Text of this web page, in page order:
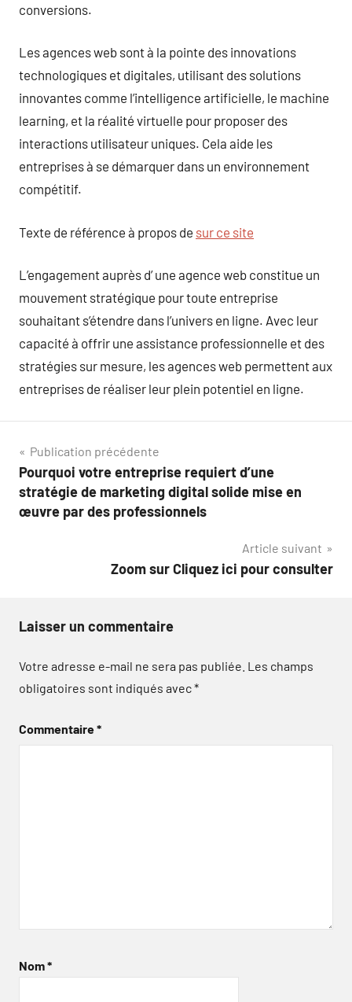
conversions.
Les agences web sont à la pointe des innovations
technologiques et digitales, utilisant des solutions
innovantes comme l’intelligence artificielle, le machine
learning, et la réalité virtuelle pour proposer des
interactions utilisateur uniques. Cela aide les
entreprises à se démarquer dans un environnement
compétitif.
Texte de référence à propos de sur ce site
L’engagement auprès d’ une agence web constitue un
mouvement stratégique pour toute entreprise
souhaitant s’étendre dans l’univers en ligne. Avec leur
capacité à offrir une assistance professionnelle et des
stratégies sur mesure, les agences web permettent aux
entreprises de réaliser leur plein potentiel en ligne.
Navigation
de
l’article
Publication précédente
Pourquoi votre entreprise requiert d’une
stratégie de marketing digital solide mise en
œuvre par des professionnels
Article suivant
Zoom sur Cliquez ici pour consulter
Laisser un commentaire
Votre adresse e-mail ne sera pas publiée. Les champs
obligatoires sont indiqués avec*
Commentaire*
Nom*